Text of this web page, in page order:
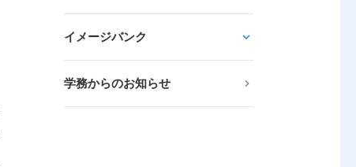
イメージバンク
学務からのお知らせ